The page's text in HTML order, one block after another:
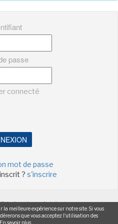
passe
connecté
mot de passe
? s'inscrire
:Addictic
- Données personnelles
meilleure expérience sur notre site. Si vous
que vous acceptez l'utilisation des
En savoir plus